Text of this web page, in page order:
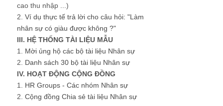
cao thu nhập ...)
2. Ví dụ thực tế trả lời cho câu hỏi: "Làm
nhân sự có giàu được không ?"
III. HỆ THỐNG TÀI LIỆU MẪU
1. Mời ủng hộ các bộ tài liệu Nhân sự
2. Danh sách 30 bộ tài liệu Nhân sự
IV. HOẠT ĐỘNG CỘNG ĐỒNG
1. HR Groups - Các nhóm Nhân sự
2. Cộng đồng Chia sẻ tài liệu Nhân sự